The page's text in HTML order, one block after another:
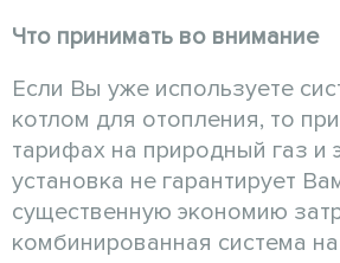
Что принимать во внимание
Если Вы уже используете
котлом для отопления, то
тарифах на природный газ и
установка не гарантирует
существенную экономию
комбинированная система